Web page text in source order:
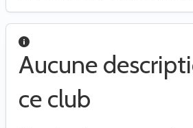
Aucune
ce club